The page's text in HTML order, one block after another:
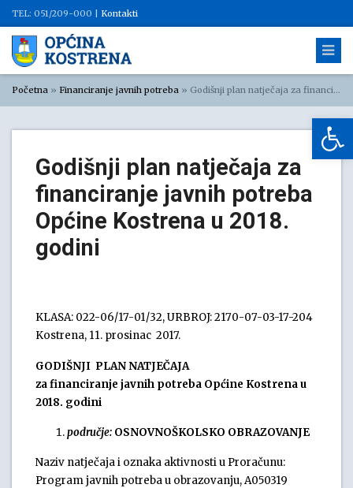
TEL: 051/209-000 | Kontakti
Početna » Financiranje javnih potreba » Godišnji plan natječaja za financiranje javnih potreba Općine Kostrena u 2018. godini
Godišnji plan natječaja za
financiranje javnih potreba
Općine Kostrena u 2018.
godini
KLASA: 022-06/17-01/32, URBROJ: 2170-07-03-17-204
Kostrena, 11. prosinac 2017.
GODIŠNJI PLAN NATJEČAJA
za financiranje javnih potreba Općine Kostrena u
2018. godini
područje: OSNOVNOŠKOLSKO OBRAZOVANJE
Naziv natječaja i oznaka aktivnosti u Proračunu:
Program javnih potreba u obrazovanju, A050319